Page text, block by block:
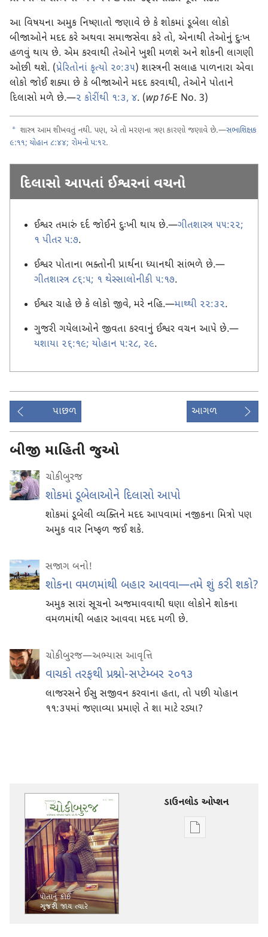
આ વિષયના અમુક નિષ્ણાતો જણાવે છે કે શોકમાં ડૂબેલા લોકો
બીજાઓને મદદ કરે અથવા સમાજસેવા કરે તો, એનાથી તેઓનું દુઃખ
હળવું થાય છે. એમ કરવાથી તેઓને ખુશી મળશે અને શોકની લાગણી
ઓછી થશે. (પ્રેરિતોનાં કૃત્યો ૨૦:૩૫) શાસ્ત્રની સલાહ પાળનારા એવા
લોકો જોઈ શક્યા છે કે બીજાઓને મદદ કરવાથી, તેઓને પોતાને
દિલાસો મળે છે.—૨ કોરીંથી ૧:૩, ૪. (wp16-E No. 3)
a શાસ્ત્ર આમ શીખવતું નથી. પણ, એ તો મરણના ત્રણ કારણો જણાવે છે.—સભાશિક્ષક
૯:૧૧; યોહાન ૮:૪૪; રોમનો ૫:૧૨.
દિલાસો આપતાં ઈશ્વરનાં વચનો
ઈશ્વર તમારું દર્દ જોઈને દુઃખી થાય છે.—ગીતશાસ્ત્ર ૫૫:૨૨;
૧ પીતર ૫:૭.
ઈશ્વર પોતાના ભક્તોની પ્રાર્થના ધ્યાનથી સાંભળે છે.—
ગીતશાસ્ત્ર ૮૬:૫; ૧ થેસ્સાલોનીકી ૫:૧૭.
ઈશ્વર ચાહે છે કે લોકો જીવે, મરે નહિ.—માથ્થી ૨૨:૩૨.
ગુજરી ગયેલાઓને જીવતા કરવાનું ઈશ્વર વચન આપે છે.—
યશાયા ૨૬:૧૯; યોહાન ૫:૨૮, ૨૯.
પાછળ આગળ
બીજી માહિતી જુઓ
ચોકીબુરજ
શોકમાં ડૂબેલાઓને દિલાસો આપો
શોકમાં ડૂબેલી વ્યક્તિને મદદ આપવામાં નજીકના મિત્રો પણ
અમુક વાર નિષ્ફળ જઈ શકે.
સજાગ બનો!
શોકના વમળમાંથી બહાર આવવા—તમે શું કરી શકો?
અમુક સારાં સૂચનો અજમાવવાથી ઘણા લોકોને શોકના
વમળમાંથી બહાર આવવા મદદ મળી છે.
ચોકીબુરજ—અભ્યાસ આવૃત્તિ
વાચકો તરફથી પ્રશ્નો-સપ્ટેમ્બર ૨૦૧૩
લાજરસને ઈસુ સજીવન કરવાના હતા, તો પછી યોહાન
૧૧:૩૫માં જણાવ્યા પ્રમાણે તે શા માટે રડ્યા?
ડાઉનલોડ ઓપ્શન
ડિજિટલ